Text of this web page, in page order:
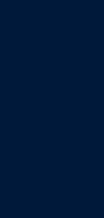
-Konsolen